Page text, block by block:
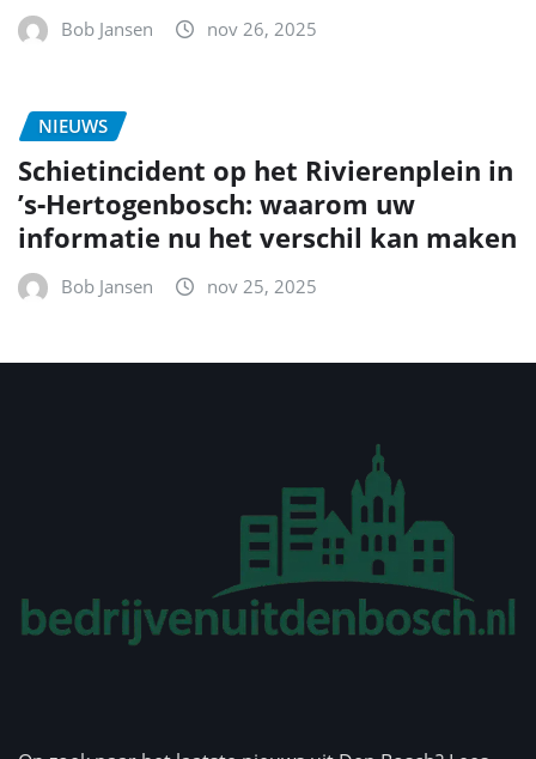
Bob Jansen nov 26, 2025
NIEUWS
Schietincident op het Rivierenplein in
’s‑Hertogenbosch: waarom uw
informatie nu het verschil kan maken
Bob Jansen nov 25, 2025